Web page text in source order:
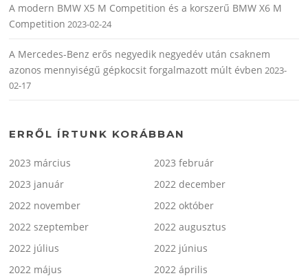
A modern BMW X5 M Competition és a korszerű BMW X6 M
Competition 2023-02-24
A Mercedes-Benz erős negyedik negyedév után csaknem
azonos mennyiségű gépkocsit forgalmazott múlt évben 2023-
02-17
ERRŐL ÍRTUNK KORÁBBAN
2023 március
2023 február
2023 január
2022 december
2022 november
2022 október
2022 szeptember
2022 augusztus
2022 július
2022 június
2022 május
2022 április